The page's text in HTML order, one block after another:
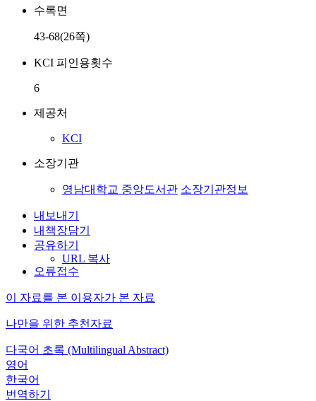
수록면
43-68(26쪽)
KCI 피인용횟수
6
제공처
KCI
소장기관
영남대학교 중앙도서관 소장기관정보
내보내기
내책장담기
공유하기
URL 복사
오류접수
이 자료를 본 이용자가 본 자료
나만을 위한 추천자료
다국어 초록 (Multilingual Abstract)
영어
한국어
번역하기